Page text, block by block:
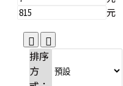
元
排序
方